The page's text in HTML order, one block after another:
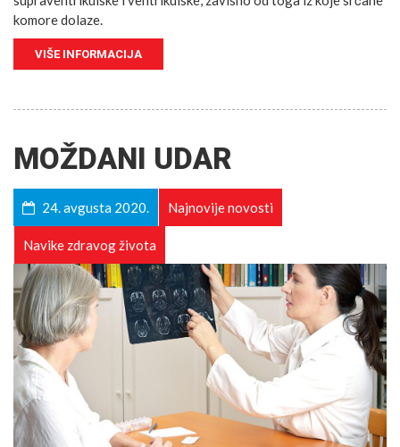
komore dolaze.
VIŠE INFORMACIJA
MOŽDANI UDAR
24. avgusta 2020. Najnovije novosti
Navike zdravog života